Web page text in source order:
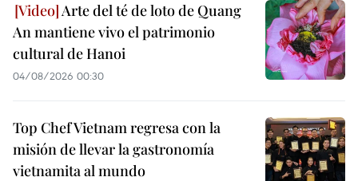
Arte del té de loto de Quang
An mantiene vivo el patrimonio
cultural de Hanoi
04/08/2026 00:30
Top Chef Vietnam regresa con la
misión de llevar la gastronomía
vietnamita al mundo